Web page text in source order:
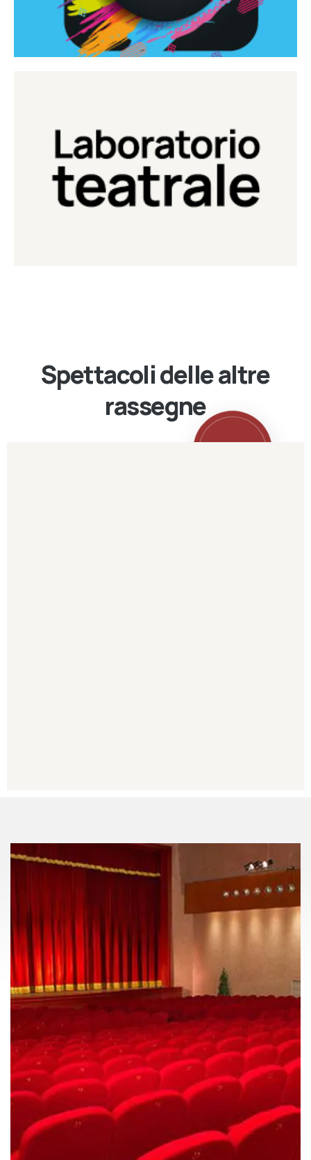
Laboratorio Teatrale
Laboratorio di teatro del Teatro Eduardo de Filippo
Continua
Spettacoli delle altre
rassegne